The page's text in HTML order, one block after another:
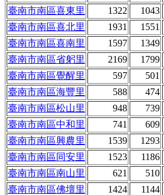
臺南市南區喜東里
1322 1043
臺南市南區喜北里
1931 1551
臺南市南區喜南里
1597 1349
臺南市南區省躬里
2169 1799
臺南市南區覺醒里
597 501
臺南市南區海豐里
588 474
臺南市南區松山里
948 739
臺南市南區中和里
741 609
臺南市南區興農里
1539 1293
臺南市南區同安里
1523 1186
臺南市南區南山里
621 510
臺南市南區佛壇里
1424 1144